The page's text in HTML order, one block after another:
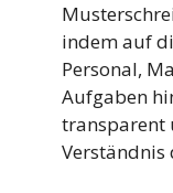
indem auf
Personal,
Aufgaben
transparent
Verständnis